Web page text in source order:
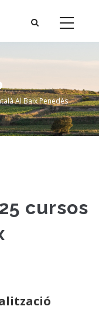
Al Baix Penedès
cursos